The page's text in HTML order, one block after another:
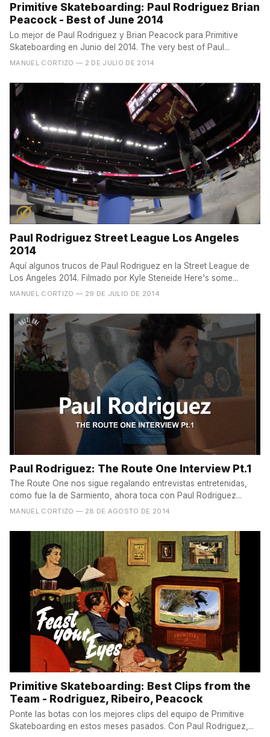
Primitive Skateboarding: Paul Rodriguez Brian
Peacock - Best of June 2014
Lo mejor de Paul Rodriguez y Brian Peacock para Primitive
Skateboarding en Junio del 2014. The very best of Paul...
MANUEL CORTIZO — 2 DE JULIO DE 2014
Paul Rodriguez Street League Los Angeles
2014
Aquí algunos trucos de Paul Rodriguez en la Street League de
Los Angeles 2014. Filmado por Kyle Steneide Here's some...
MANUEL CORTIZO — 29 DE JULIO DE 2014
Paul Rodriguez: The Route One Interview Pt.1
The Route One nos sigue regalando entrevistas entretenidas,
como fue la de Sarmiento, ahora toca con Paul Rodriguez...
MANUEL CORTIZO — 28 DE AGOSTO DE 2014
Primitive Skateboarding: Best Clips from the
Team - Rodriguez, Ribeiro, Peacock
Ponte las botas con los mejores clips del equipo de Primitive
Skateboarding en estos meses pasados. Con Paul Rodriguez,...